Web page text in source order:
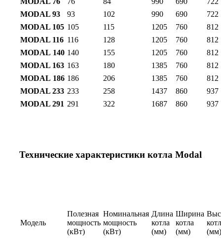
MODAL 93
93 102 990 690
722
MODAL 105 105 115 1205 760
812
MODAL 116 116 128 1205 760
812
MODAL 140 140 155 1205 760
812
MODAL 163 163 180 1385 760
812
MODAL 186 186 206 1385 760
812
MODAL 233 233 258 1437 860
937
MODAL 291 291 322 1687 860 937
Технические характеристики котла Modal
Модель
Полезная
мощность
(кВт)
Номинальная
мощность
(кВт)
Длина
котла
(мм)
Ширина
котла
(мм)
(мм)